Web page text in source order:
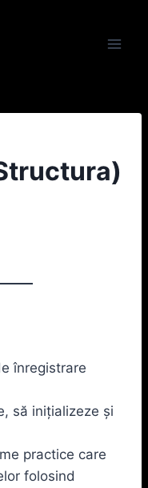
înregistrare
să inițializeze și
practice care
folosind